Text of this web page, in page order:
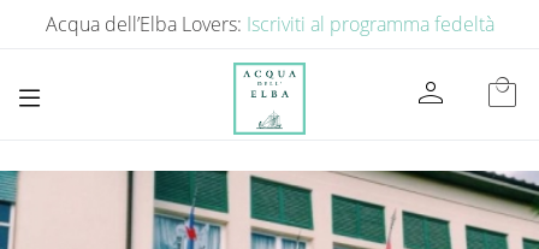
Acqua dell’Elba Lovers: Iscriviti al programma fedeltà
person local_mall